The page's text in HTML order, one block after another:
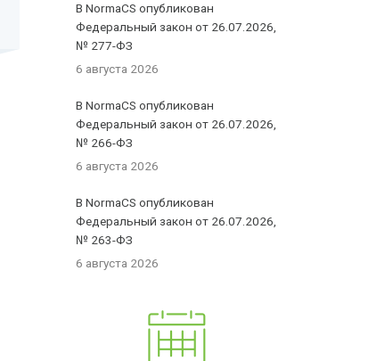
В NormaCS опубликован
Федеральный закон от 26.07.2026,
№ 277-ФЗ
6 августа 2026
В NormaCS опубликован
Федеральный закон от 26.07.2026,
№ 266-ФЗ
6 августа 2026
В NormaCS опубликован
Федеральный закон от 26.07.2026,
№ 263-ФЗ
6 августа 2026